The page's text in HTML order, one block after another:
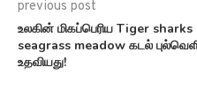
previous post
உலகின் மிகப்பெரிய Tiger
seagrass meadow கடல்
உதவியது!